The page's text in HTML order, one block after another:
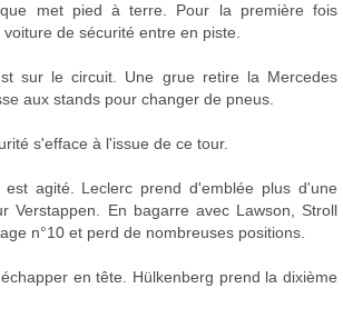
met pied à terre. Pour la première fois
de sécurité entre en piste.
sur le circuit. Une grue retire la Mercedes
aux stands pour changer de pneus.
s'efface à l'issue de ce tour.
agité. Leclerc prend d'emblée plus d'une
Verstappen. En bagarre avec Lawson, Stroll
n°10 et perd de nombreuses positions.
en tête. Hülkenberg prend la dixième